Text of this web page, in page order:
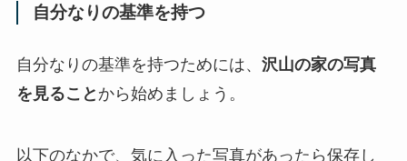
自分なりの基準を持つ
自分なりの基準を持つためには、 沢山の家の写真
を見ること から始めましょう。
以下のなかで、気に入った写真があったら保存し